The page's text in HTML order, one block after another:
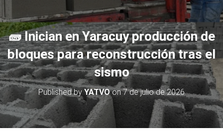
🧱 Inician en Yaracuy producción de
bloques para reconstrucción tras el
sismo
Published byYATVOon7 de julio de 2026